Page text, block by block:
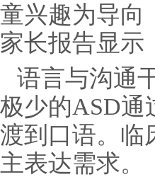
童兴趣为导向
家长报告显示
语言与沟通
极少的ASD通
渡到口语。临
主表达需求。